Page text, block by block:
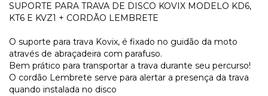
SUPORTE PARA TRAVA DE DISCO KOVIX MODELO KD6,
KT6 E KVZ1 + CORDÃO LEMBRETE
O suporte para trava Kovix, é fixado no guidão da moto
através de abraçadeira com parafuso.
Bem prático para transportar a trava durante seu percurso!
O cordão Lembrete serve para alertar a presença da trava
quando instalada no disco